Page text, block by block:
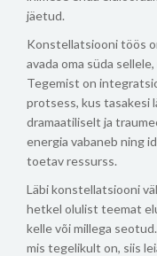
jäetud.
Konstellatsiooni töös
avada oma süda
Tegemist on
protsess, kus tasakesi
dramaatiliselt ja
energia vabaneb ning
toetav ressurss.
Läbi konstellatsiooni
hetkel olulist teemat
kelle või millega
mis tegelikult on, siis